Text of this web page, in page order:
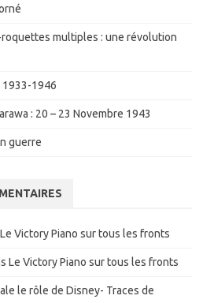
multiples : une révolution
1933-1946
: 20 – 23 Novembre 1943
guerre
Le Victory Piano sur tous les fronts
Le Victory Piano sur tous les fronts
le rôle de Disney- Traces de